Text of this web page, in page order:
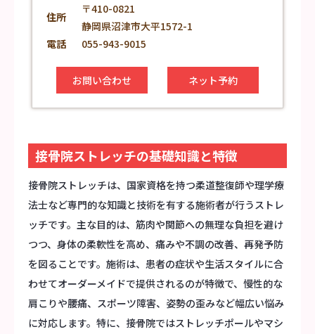
住所
〒410-0821
静岡県沼津市大平1572-1
電話
055-943-9015
お問い合わせ ネット予約
接骨院ストレッチの基礎知識と特徴
接骨院ストレッチは、国家資格を持つ柔道整復師や理学療
法士など専門的な知識と技術を有する施術者が行うストレ
ッチです。主な目的は、筋肉や関節への無理な負担を避け
つつ、身体の柔軟性を高め、痛みや不調の改善、再発予防
を図ることです。施術は、患者の症状や生活スタイルに合
わせてオーダーメイドで提供されるのが特徴で、慢性的な
肩こりや腰痛、スポーツ障害、姿勢の歪みなど幅広い悩み
に対応します。特に、接骨院ではストレッチポールやマシ